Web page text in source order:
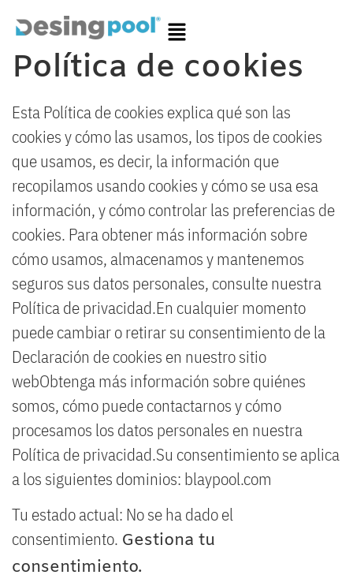
Política de cookies
Esta Política de cookies explica qué son las
cookies y cómo las usamos, los tipos de cookies
que usamos, es decir, la información que
recopilamos usando cookies y cómo se usa esa
información, y cómo controlar las preferencias de
cookies. Para obtener más información sobre
cómo usamos, almacenamos y mantenemos
seguros sus datos personales, consulte nuestra
Política de privacidad.En cualquier momento
puede cambiar o retirar su consentimiento de la
Declaración de cookies en nuestro sitio
webObtenga más información sobre quiénes
somos, cómo puede contactarnos y cómo
procesamos los datos personales en nuestra
Política de privacidad.Su consentimiento se aplica
a los siguientes dominios: blaypool.com
Tu estado actual: No se ha dado el
consentimiento. Gestiona tu
consentimiento.